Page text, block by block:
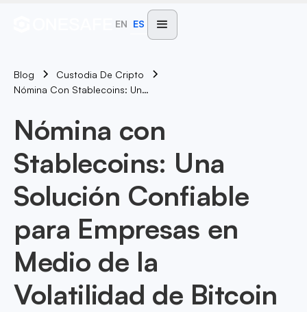
EN ES
Blog
Custodia De Cripto
Nómina Con Stablecoins: Una Solución Confiable Para Empresas En Medio De La Volatilidad De Bitcoin
Nómina con
Stablecoins: Una
Solución Confiable
para Empresas en
Medio de la
Volatilidad de Bitcoin